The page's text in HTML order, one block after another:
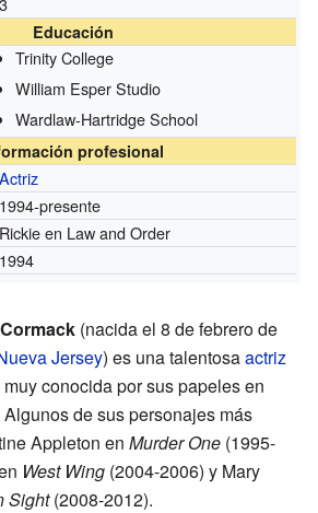
Educación
Trinity College
William Esper Studio
Wardlaw-Hartridge School
profesional
Actriz
1994-presente
Rickie en Law and Order
1994
(nacida el 8 de febrero de
Jersey) es una talentosaactriz
muy conocida por sus papeles en
de sus personajes más
Appleton en Murder One (1995-
West Wing (2004-2006) y Mary
Sight(2008-2012).